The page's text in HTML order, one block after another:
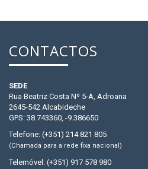
CONTACTOS
SEDE
Rua Beatriz Costa Nº 5-A, Adroana
2645-542 Alcabideche
GPS: 38.743360, -9.386650
Telefone: (+351) 214 821 805
(Chamada para a rede fixa nacional)
Telemóvel: (+351) 917 578 980